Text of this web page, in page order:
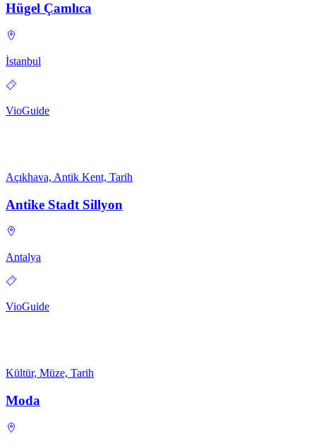
Hügel Çamlıca
İstanbul
VioGuide
Açıkhava, Antik Kent, Tarih
Antike Stadt Sillyon
Antalya
VioGuide
Kültür, Müze, Tarih
Moda